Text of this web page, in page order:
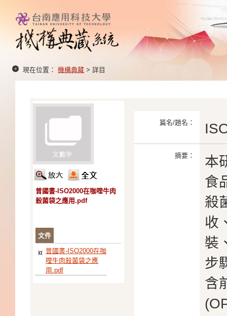
現在位置： 機構典藏 > 詳目
曾國書-ISO2000在咖哩牛肉
殺菌袋之應用.pdf
文件
曾國書-ISO2000在咖
哩牛肉殺菌袋之應
用.pdf
篇名/題名：
摘要：
本
食
殺
收
裝
步
含